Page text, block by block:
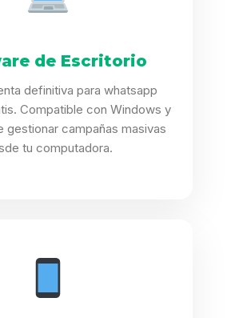
de Escritorio
definitiva para whatsapp
Compatible con Windows y
gestionar campañas masivas
tu computadora.